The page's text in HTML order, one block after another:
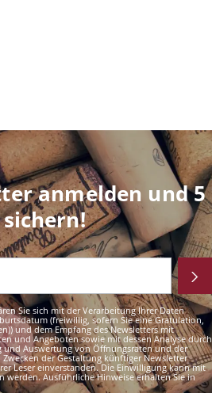
anmelden und 5
Sie sich mit der Verarbeitung Ihrer Daten
(freiwillig, sofern Sie eine Gratulation,
und dem Empfang des Newsletters mit
und Angeboten sowie mit dessen Analyse durch
und Auswertung von Öffnungsraten und der
der Gestaltung künftiger Newsletter
Leser einverstanden. Die Einwilligung kann mit
Ausführliche Hinweise erhalten Sie in